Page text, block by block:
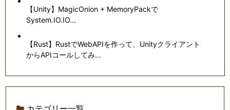
【Unity】MagicOnion + MemoryPackで
System.IO.IO...
【Rust】RustでWebAPIを作って、Unityクライアント
からAPIコールしてみ...